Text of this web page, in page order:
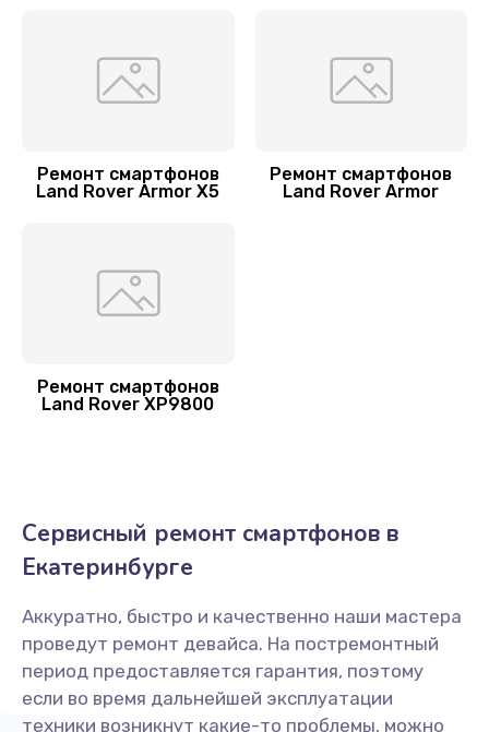
1100 руб.
Замена разъема microUSB
Замена камеры
Замена аккумулятора
Заказать
1100 руб.
Ремонт смартфонов
Land Rover Armor X5
Ремонт смартфонов
Land Rover Armor
Ремонт смартфонов
Land Rover XP9800
Сервисный ремонт смартфонов в
Екатеринбурге
Аккуратно, быстро и качественно наши мастера
проведут ремонт девайса. На постремонтный
период предоставляется гарантия, поэтому
если во время дальнейшей эксплуатации
техники возникнут какие-то проблемы, можно